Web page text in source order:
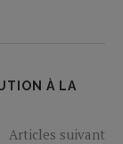
À LA
Articles suivant